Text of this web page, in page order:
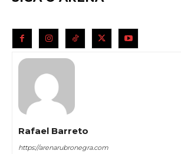
Rafael Barreto
https://arenarubronegra.com